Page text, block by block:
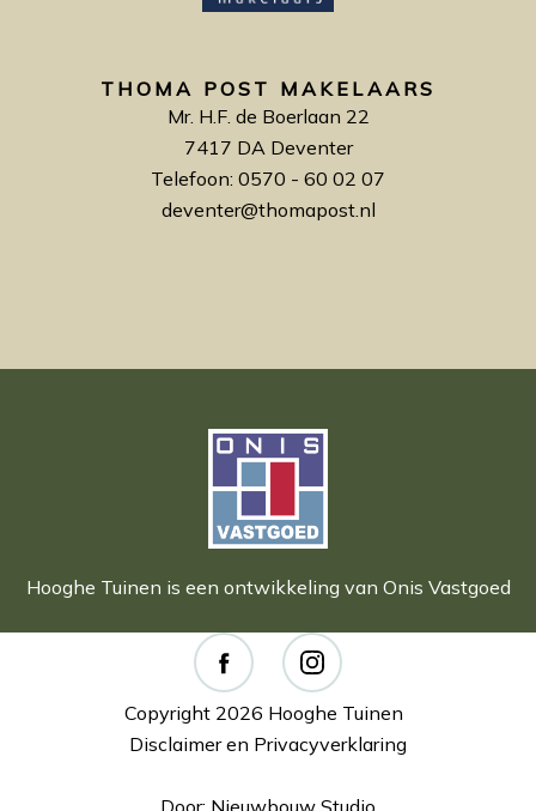
THOMA POST MAKELAARS
Mr. H.F. de Boerlaan 22
7417 DA Deventer
Telefoon: 0570 - 60 02 07
deventer@thomapost.nl
Hooghe Tuinen is een ontwikkeling van Onis Vastgoed
Copyright 2026 Hooghe Tuinen
Disclaimer en Privacyverklaring
Door: Nieuwbouw Studio